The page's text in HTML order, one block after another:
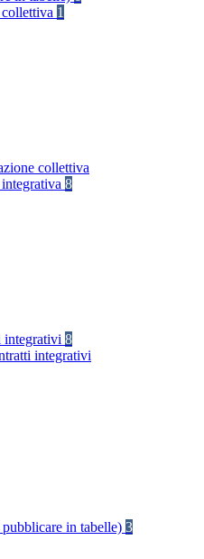
1
collettiva
8
integrativi 8
integrativi
in tabelle) 3